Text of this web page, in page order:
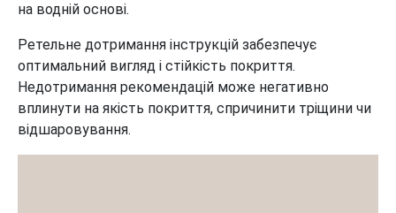
на водній основі.
Ретельне дотримання інструкцій забезпечує
оптимальний вигляд і стійкість покриття.
Недотримання рекомендацій може негативно
вплинути на якість покриття, спричинити тріщини чи
відшаровування.